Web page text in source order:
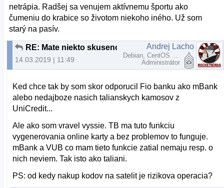
netrápia. Radšej sa venujem aktívnemu športu ako
čumeniu do krabice so životom niekoho iného. Už som
starý na pasív.
14.03.2019 | 11:49
Andrej Lacho
Debian, CentOS ...
Administrátor
Ked chce tak by som skor odporucil Fio banku ako mBank
alebo nedajboze nasich talianskych kamosov z
UniCredit...
Ale ako som vravel vyssie. TB ma tuto funkciu
vygenerovania online karty a bez problemov to funguje.
mBank a VUB co mam tieto funkcie zatial nemaju resp. o
nich neviem. Tak isto ako taliani.
PS: od kedy nakup kodov na satelit je rizikova operacia?